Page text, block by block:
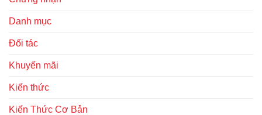
Danh mục
Đối tác
Khuyến mãi
Kiến thức
Kiến Thức Cơ Bản